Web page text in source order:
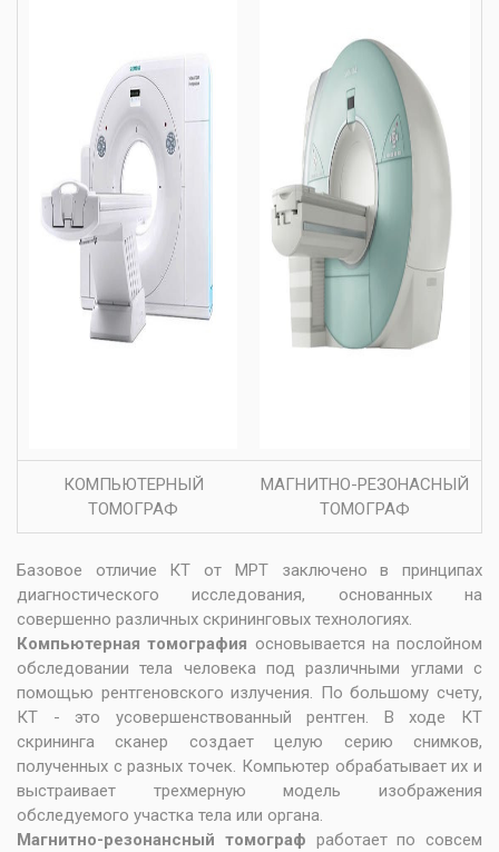
КОМПЬЮТЕРНЫЙ
ТОМОГРАФ
МАГНИТНО-РЕЗОНАСНЫЙ
ТОМОГРАФ
Базовое отличие КТ от МРТ заключено в принципах
диагностического исследования, основанных на
совершенно различных скрининговых технологиях.
Компьютерная томография основывается на послойном
обследовании тела человека под различными углами с
помощью рентгеновского излучения. По большому счету,
КТ - это усовершенствованный рентген. В ходе КТ
скрининга сканер создает целую серию снимков,
полученных с разных точек. Компьютер обрабатывает их и
выстраивает трехмерную модель изображения
обследуемого участка тела или органа.
Магнитно-резонансный томограф работает по совсем